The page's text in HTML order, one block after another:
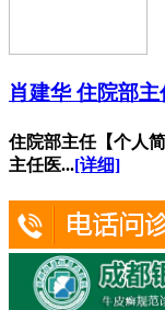
肖建华 住院部主
住院部主任【个人
主任医...[详细]